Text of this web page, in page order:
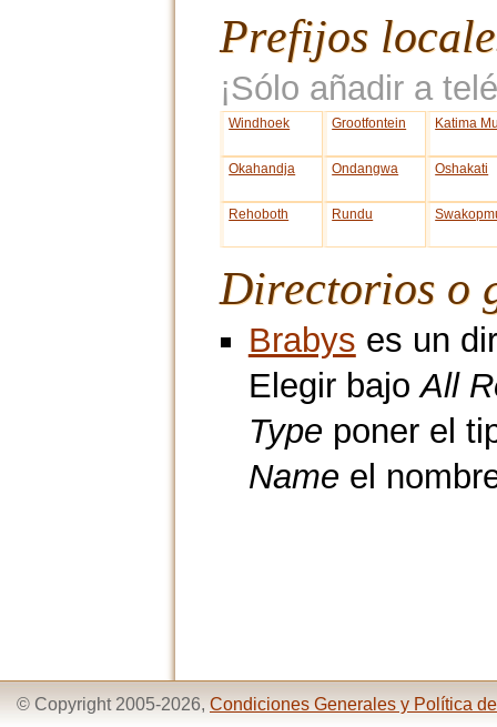
Prefijos
¡Sólo añadir a
Windhoek Grootfontein Katima
Okahandja Ondangwa Oshakati
Rehoboth Rundu
Directorios o
Brabys es un
Elegir bajoAll
Type poner el
Name el
© Copyright 2005-2026, Condiciones Generales y Política